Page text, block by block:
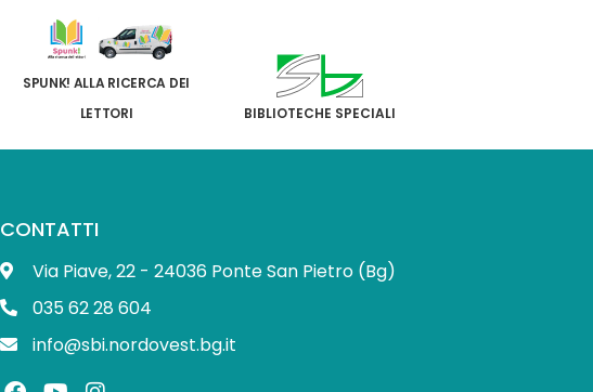
SPUNK! ALLA RICERCA DEI
LETTORI
BIBLIOTECHE SPECIALI
CONTATTI
Via Piave, 22 - 24036 Ponte San Pietro (Bg)
035 62 28 604
info@sbi.nordovest.bg.it